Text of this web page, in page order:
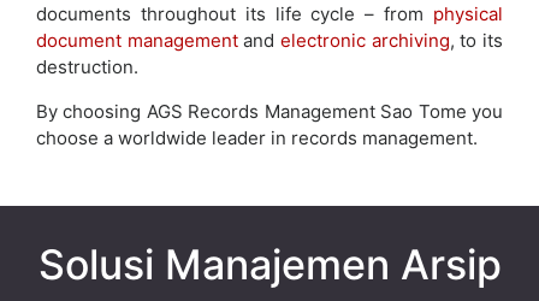
documents throughout its life cycle – from physical
document managementandelectronic archiving, to its
destruction.
By choosing AGS Records Management Sao Tome you
choose a worldwide leader in records management.
Solusi Manajemen Arsip